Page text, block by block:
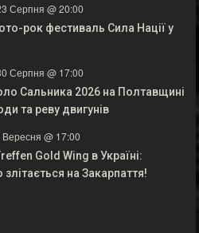
Серпня @ 20:00
рок фестиваль Сила Нації у
Серпня @ 17:00
Сальника 2026 на Полтавщині
та реву двигунів
Вересня @ 17:00
Gold Wing в Україні:
на Закарпаття!